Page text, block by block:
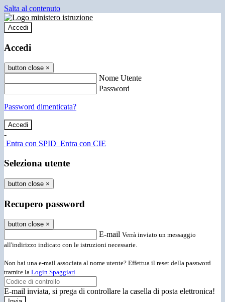
Salta al contenuto
Accedi
Accedi
button close ×
Nome Utente
Password
Password dimenticata?
-
Entra con SPID Entra con CIE
Seleziona utente
button close ×
Recupero password
button close ×
E-mail Verrà inviato un messaggio
all'indirizzo indicato con le istruzioni necessarie.
Non hai una e-mail associata al nome utente? Effettua il reset della password
tramite la Login Spaggiari
E-mail inviata, si prega di controllare la casella di posta elettronica!